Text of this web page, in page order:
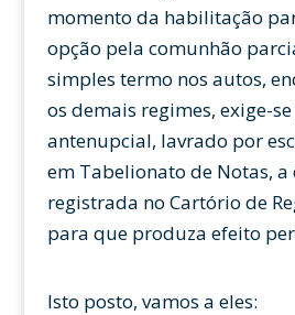
momento da habilitação
opção pela comunhão
simples termo nos autos,
os demais regimes, exige-
antenupcial, lavrado por
em Tabelionato de Notas, a
registrada no Cartório de
para que produza efeito
Isto posto, vamos a eles: